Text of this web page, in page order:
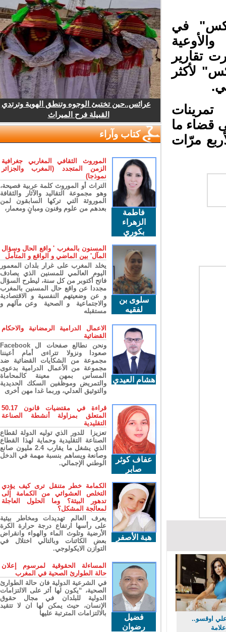
في
تقارير
لأكثر
قضاء ما
مرّات
اوقسو..
عرائس..حين تختبئ الوجوه وتنطق الهوية وترتدي
القبيلة فرح الميراث
كتاب وآراء
فاطمة
الزهراء
بكوري
الموروث الثقافي المغاربي جغرافية
الزمن المتجدد (المغرب والجزائر
نموذجا)
التراث أو الموروث كلمة عربية فصيحة،
وهو مجموعة التقاليد والآثار والثقافة
الموروثة التي تركها السابقون لمن
بعدهم من علوم وفنون ومبانٍ ومعمار،
سلوى بن
لفقيه
المسنون بالمغرب ' واقع الحال وسؤال
المآل' بين الماضي و الواقع و المتأمل
يخلد المغرب على غرار بلدان المعمور
اليوم العالمي للمسنين الذي يصادف
فاتح أكتوبر من كل سنة، ليطرح السؤال
مجددا عن واقع حال المسنين بالمغرب
و عن وضعيتهم النفسية و الاقتصادية
والاجتماعية و الصحية وعن مآلهم و
مستقبله
هشام العيدي
الاعمال الدرامية الرمضانية والاحكام
القضائية
ونحن نطالع صفحات ال Facebook
صعودا ونزولا تتراءى أمام أعيننا
مجموعة من الشكايات القضائية ضد
مجموعة من الأعمال الدرامية بدعوى
المساس بمهن معينة كالمحاماة
والتمريض وموظفين السكك الحديدية
والتوثيق العدلي، وربما غدا مهن أخرى
عفاف كوثر
صابر
قراءة في مقتضيات قانون 50.17
المتعلق بمزاولة أنشطة الصناعة
التقليدية
تعزيزا للدور الذي توليه الدولة لقطاع
الصناعة التقليدية وحماية لهذا القطاع
الذي يشغل ما يقارب 2.4 مليون صانع
وصانعة ويساهم بنسبة مهمة في الدخل
الوطني الإجمالي.
هبة الأصفر
الكمامة خطر متنقل ترى كيف يؤدي
التخلص العشوائي من الكمامة إلى
تدهور البيئة؟ وما الحلول العاجلة
لمعالجة المشكل؟
يعرف العالم تهديدات ومخاطر بيئية
على رأسها ارتفاع درجة حرارة الكرة
الأرضية وتلوث الماء والهواء وانقراض
بعض الكائنات وبالتالي اختلال في
التوازن الايكولوجي.
فضيل
رضوان
المساءلة الحقوقية لمرسوم إعلان
حالة الطوارئ الصحية في المغرب
في الشرعية الدولية فان حالة الطوارئ
الصحية، “يكون لها أثر على الالتزامات
الدولية للبلدان في مجال حقوق
الإنسان، حيث يمكن لها ان لا تتقيد
بالالتزامات المترتبة عليها